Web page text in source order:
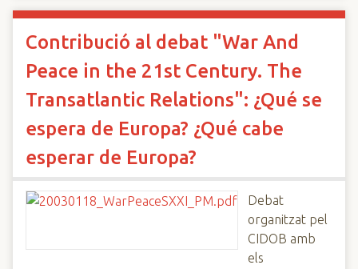
Contribució al debat "War And
Peace in the 21st Century. The
Transatlantic Relations": ¿Qué se
espera de Europa? ¿Qué cabe
esperar de Europa?
Debat
organitzat pel
CIDOB amb
els